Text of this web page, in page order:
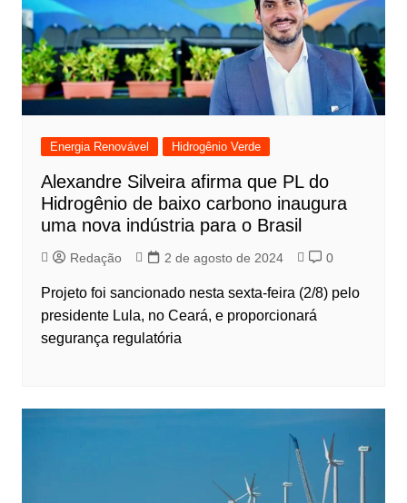
Energia Renovável Hidrogênio Verde
Alexandre Silveira afirma que PL do
Hidrogênio de baixo carbono inaugura
uma nova indústria para o Brasil
Redação 2 de agosto de 2024 0
Projeto foi sancionado nesta sexta-feira (2/8) pelo
presidente Lula, no Ceará, e proporcionará
segurança regulatória